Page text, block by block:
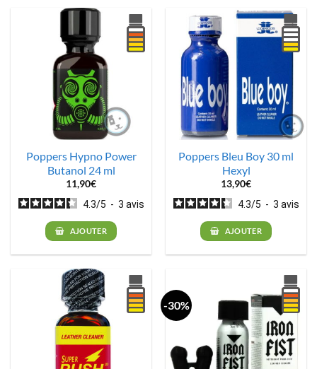
Poppers Hypno Power
Butanol 24 ml
11,90€
4.3/5 - 3 avis
AJOUTER
Poppers Bleu Boy 30 ml
Hexyl
13,90€
4.3/5 - 3 avis
AJOUTER
-30%